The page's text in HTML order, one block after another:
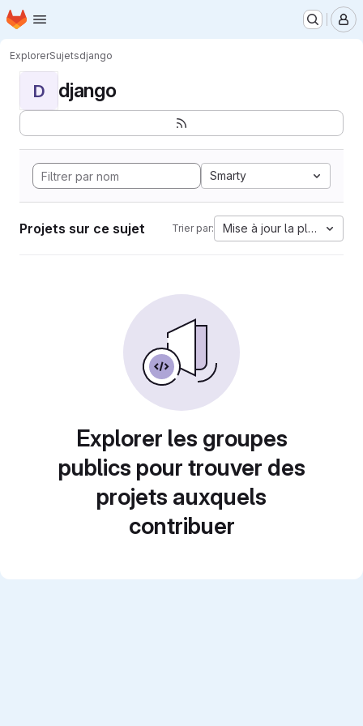
Passer au contenu principal
Page d'accueil
ExplorerSujetsdjango
D django
Smarty
Projets sur ce sujet Trier par: Mise à jour la plus
Explorer les groupes
publics pour trouver des
projets auxquels
contribuer